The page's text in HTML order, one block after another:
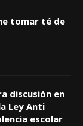
tomar té de
discusión en
Ley Anti
escolar